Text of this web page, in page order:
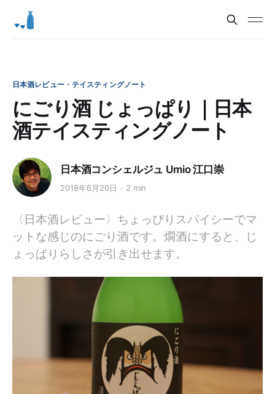
日本酒レビュー・テイスティングノート
にごり酒 じょっぱり｜日本
酒テイスティングノート
日本酒コンシェルジュ Umio 江口崇
2018年6月20日 2 min
〈日本酒レビュー〉ちょっぴりスパイシーでマ
ットな感じのにごり酒です。燗酒にすると、じ
ょっぱりらしさが引き出せます。